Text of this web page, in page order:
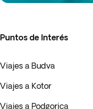
Puntos de Interés
Viajes a Budva
Viajes a Kotor
Viajes a Podgorica